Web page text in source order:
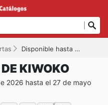
Disponible hasta el 27/05/2026
KIWOKO
2026 hasta el 27 de mayo